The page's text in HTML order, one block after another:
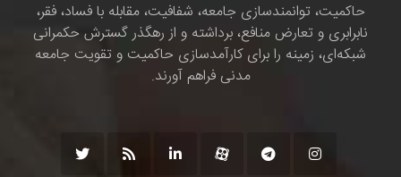
حاکمیت، توانمندسازی جامعه، شفافیت، مقابله با فساد، فقر،
نابرابری و تعارض منافع، برداشته و از رهگذر گسترش حکمرانی
شبکه‌ای، زمینه را برای کارآمدسازی حاکمیت و تقویت جامعه
مدنی فراهم آورند.